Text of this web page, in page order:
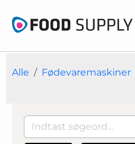
Alle Fødevaremaskiner